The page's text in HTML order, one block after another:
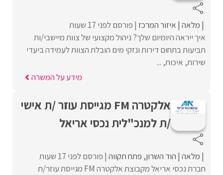
מלאה איזור המרכז פורסם לפני 17 שעות
איך ייראה היומיום שלך? ניהול מקצועי של צוות מיישבי/ות
תביעות בתחום דירות ונזקי מים הובלת הצוות לעמידה ביעדי
שירות, איכות, ...
מידע על המשרה
אלקטרה FM מגייסת עוזר /ת אישי
/ת למנכ"לית נכסי אריאל
מלאה הוד השרון פתח תקווה פורסם לפני 17 שעות
חברת נכסי אריאל מקבוצת אלקטרה FM מגייסת עוזר/ת